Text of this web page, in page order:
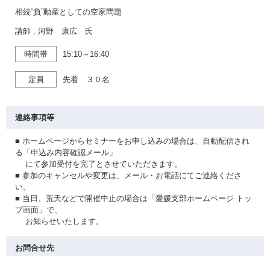
相続“負”動産としての空家問題
講師 : 河野 康広 氏
時間帯 15:10～16:40
定員 先着 ３０名
連絡事項等
■ ホームページからセミナーをお申し込みの場合は、自動配信され
る「申込み内容確認メール」
にて参加受付を完了とさせていただきます。
■ 参加のキャンセルや変更は、メール・お電話にてご連絡くださ
い。
■ 当日、荒天などで開催中止の場合は「愛媛支部ホームページ トッ
プ画面」で、
お知らせいたします。
お問合せ先